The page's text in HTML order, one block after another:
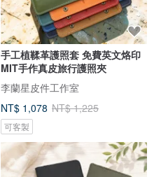
手工植鞣革護照套 免費英文烙印
MIT手作真皮旅行護照夾
李蘭星皮件工作室
NT$ 1,078 NT$ 1,225
可客製